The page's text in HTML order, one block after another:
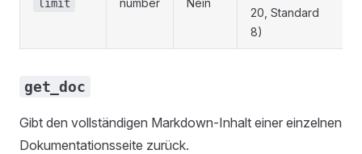
limit number Nein
20, Standard
8)
get_doc
Gibt den vollständigen Markdown-Inhalt einer einzelnen
Dokumentationsseite zurück.